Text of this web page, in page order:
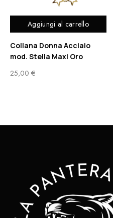
Aggiungi al carrello
Collana Donna Acciaio
mod. Stella Maxi Oro
25,00 €